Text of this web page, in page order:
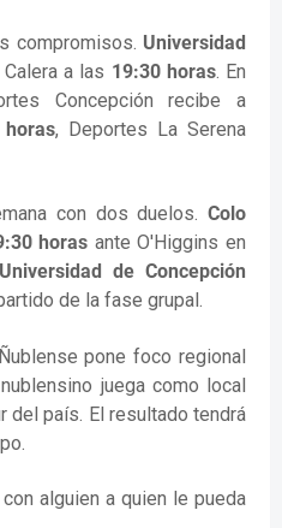
compromisos. Universidad
a las 19:30 horas. En
Concepción recibe a
horas, Deportes La Serena
con dos duelos.Colo
horas ante O'Higgins en
Universidad de Concepción
de la fase grupal.
pone foco regional
juega como local
del país. El resultado tendrá
alguien a quien le pueda